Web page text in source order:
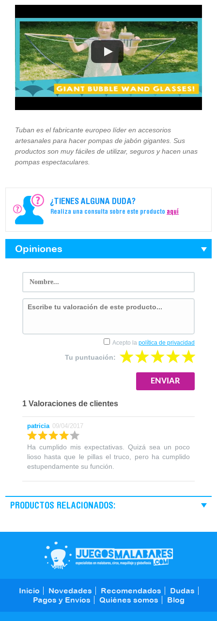
Tuban es el fabricante europeo líder en accesorios
artesanales para hacer pompas de jabón gigantes. Sus
productos son muy fáciles de utilizar, seguros y hacen unas
pompas espectaculares.
¿TIENES ALGUNA DUDA?
Realiza una consulta sobre este producto aquí
Opiniones
1 Valoraciones de clientes
Tu puntuación:
Acepto la política de privacidad
patricia 09/04/2017
Ha cumplido mis expectativas. Quizá sea un poco
lioso hasta que le pillas el truco, pero ha cumplido
estupendamente su función.
PRODUCTOS RELACIONADOS:
Inicio Novedades Recomendados
Dudas
Pagos y Envíos
Quiénes somos Blog